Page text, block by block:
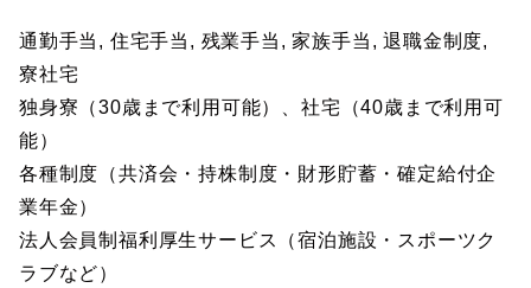
通勤手当, 住宅手当, 残業手当, 家族手当, 退職金制度,
寮社宅
独身寮（30歳まで利用可能）、社宅（40歳まで利用可
能）
各種制度（共済会・持株制度・財形貯蓄・確定給付企
業年金）
法人会員制福利厚生サービス（宿泊施設・スポーツク
ラブなど）